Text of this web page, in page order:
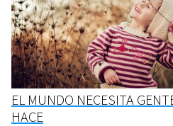
EL MUNDO NECESITA
HACE